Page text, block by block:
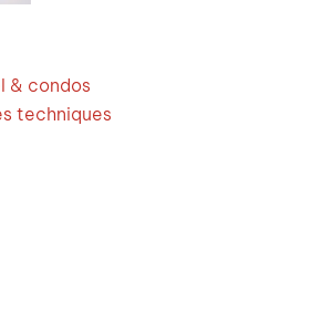
& condos
techniques